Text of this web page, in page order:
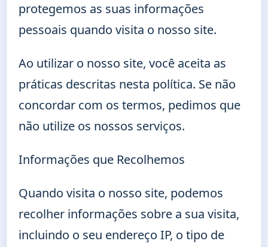
protegemos as suas informações
pessoais quando visita o nosso site.
Ao utilizar o nosso site, você aceita as
práticas descritas nesta política. Se não
concordar com os termos, pedimos que
não utilize os nossos serviços.
Informações que Recolhemos
Quando visita o nosso site, podemos
recolher informações sobre a sua visita,
incluindo o seu endereço IP, o tipo de